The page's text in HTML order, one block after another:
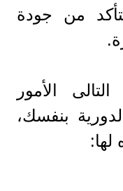
من جودة
الأمور
بنفسك،
لها: